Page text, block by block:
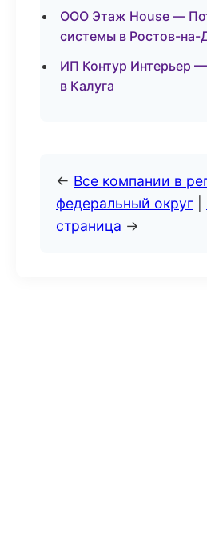
ООО Этаж House —
системы в Ростов-на-
ИП Контур Интерьер
в Калуга
← Все компании в
федеральный округ
страница →